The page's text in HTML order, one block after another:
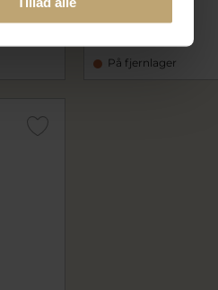
På fjernlager